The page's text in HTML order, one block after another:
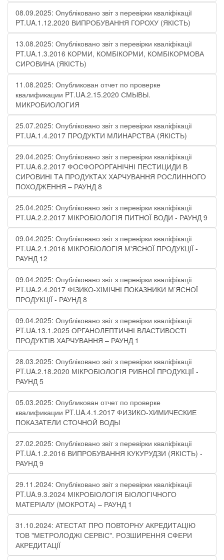
08.09.2025: Опубліковано звіт з перевірки кваліфікації
PT.UA.1.12.2020 ВИПРОБУВАННЯ ГОРОХУ (ЯКІСТЬ)
13.08.2025: Опубліковано звіт з перевірки кваліфікації
PT.UA.1.3.2016 КОРМИ, КОМБІКОРМИ, КОМБІКОРМОВА
СИРОВИНА (ЯКІСТЬ)
11.08.2025: Опубликован отчет по проверке
квалификации PT.UA.2.15.2020 СМЫВЫ.
МИКРОБИОЛОГИЯ
25.07.2025: Опубліковано звіт з перевірки кваліфікації
PT.UA.1.4.2017 ПРОДУКТИ МЛИНАРСТВА (ЯКІСТЬ)
29.04.2025: Опубліковано звіт з перевірки кваліфікації
PT.UA.6.2.2017 ФОСФОРОРГАНІЧНІ ПЕСТИЦИДИ В
СИРОВИНІ ТА ПРОДУКТАХ ХАРЧУВАННЯ РОСЛИННОГО
ПОХОДЖЕННЯ – РАУНД 8
25.04.2025: Опубліковано звіт з перевірки кваліфікації
PT.UA.2.2.2017 МІКРОБІОЛОГІЯ ПИТНОЇ ВОДИ​​ - РАУНД 9
09.04.2025: Опубліковано звіт з перевірки кваліфікації
PT.UA.2.1.2016 МІКРОБІОЛОГІЯ М'ЯСНОЇ ПРОДУКЦІЇ -
РАУНД 12
09.04.2025: Опубліковано звіт з перевірки кваліфікації
PT.UA.2.4.2017 ФІЗИКО-ХІМІЧНІ ПОКАЗНИКИ М’ЯСНОЇ
ПРОДУКЦІЇ​ - РАУНД 8
09.04.2025: Опубліковано звіт з перевірки кваліфікації
PT.UA.13.1.2025 ОРГАНОЛЕПТИЧНІ ВЛАСТИВОСТІ
ПРОДУКТІВ ХАРЧУВАННЯ – РАУНД 1
28.03.2025: Опубліковано звіт з перевірки кваліфікації
PT.UA.2.18.2020 МІКРОБІОЛОГІЯ РИБНОЇ ПРОДУКЦІЇ -
РАУНД 5
05.03.2025: Опубликован отчет по проверке
квалификации PT.UA.4.1.2017 ФИЗИКО-ХИМИЧЕСКИЕ
ПОКАЗАТЕЛИ СТОЧНОЙ ВОДЫ
27.02.2025: Опубліковано звіт з перевірки кваліфікації
PT.UA.1.2.2016 ВИПРОБУВАННЯ КУКУРУДЗИ (ЯКІСТЬ) -
РАУНД 9
29.11.2024: Опубліковано звіт з перевірки кваліфікації
PT.UA.9.3.2024 МІКРОБІОЛОГІЯ БІОЛОГІЧНОГО
МАТЕРІАЛУ (МОКРОТА) – РАУНД 1
31.10.2024: АТЕСТАТ ПРО ПОВТОРНУ АКРЕДИТАЦІЮ
ТОВ "МЕТРОЛОДЖІ СЕРВІС". РОЗШИРЕННЯ СФЕРИ
АКРЕДИТАЦІЇ